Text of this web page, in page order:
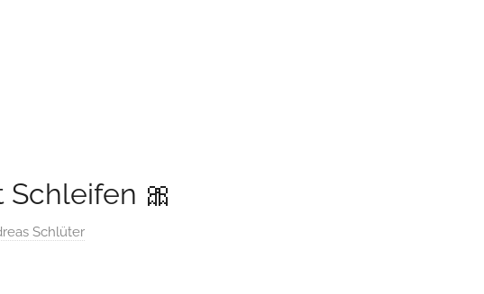
Schleifen 🎀
Schlüter